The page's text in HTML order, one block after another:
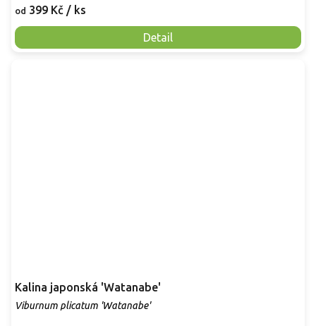
od 399 Kč / ks
Detail
Kalina japonská 'Watanabe'
Viburnum plicatum 'Watanabe'